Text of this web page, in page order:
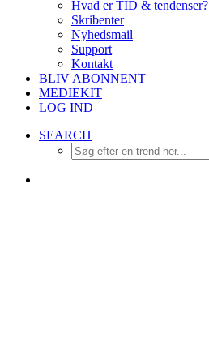
Hvad er TID & tendenser?
Skribenter
Nyhedsmail
Support
Kontakt
BLIV ABONNENT
MEDIEKIT
LOG IND
SEARCH